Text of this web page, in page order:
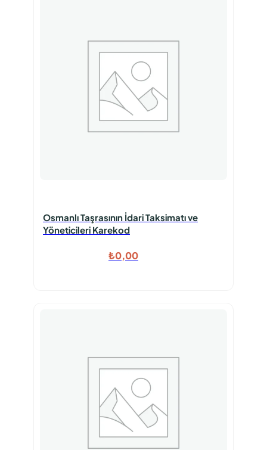
Osmanlı Taşrasının İdari Taksimatı ve
Yöneticileri Karekod
₺0,00